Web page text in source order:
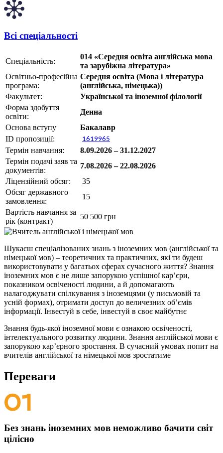
Всі спеціальності
Спеціальність:
014 «Середня освіта англійська мова
та зарубіжна література»
Освітньо-професійна
програма:
Середня освіта (Мова і література
(англійська, німецька))
Факультет:
Української та іноземної філології
Форма здобуття
освіти:
Денна
Основа вступу
Бакалавр
ID пропозиції:
1619965
Термін навчання:
8.09.2026 – 31.12.2027
Термін подачі заяв та
документів:
7.08.2026 – 22.08.2026
Ліцензійний обсяг:
35
Обсяг державного
замовлення:
15
Вартість навчання за
рік (контракт)
50 500 грн
Шукаєш спеціалізованих знань з іноземних мов (англійської та
німецької мов) – теоретичних та практичних, які ти будеш
використовувати у багатьох сферах сучасного життя? Знання
іноземних мов є не лише запорукою успішної кар’єри,
показником освіченості людини, а й допомагають
налагоджувати спілкування з іноземцями (у письмовій та
усній формах), отримати доступ до величезних об’ємів
інформації. Інвестуй в себе, інвестуй в своє майбутнє
Знання будь-якої іноземної мови є ознакою освіченості,
інтелектуального розвитку людини. Знання англійської мови є
запорукою кар’єрного зростання. В сучасний умовах попит на
вчителів англійської та німецької мов зростатиме
Переваги
Без знань іноземних мов неможливо бачити світ
цілісно